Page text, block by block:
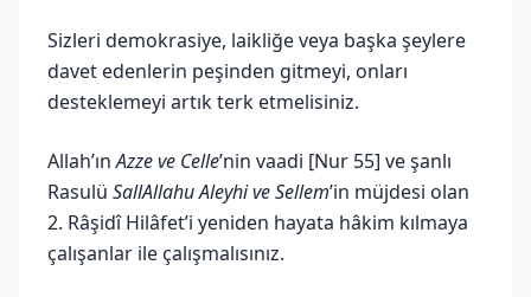
Sizleri demokrasiye, laikliğe veya başka şeylere
davet edenlerin peşinden gitmeyi, onları
desteklemeyi artık terk etmelisiniz.
Allah’ınAzze ve Celle’nin vaadi [Nur 55] ve şanlı
Rasulü SallAllahu Aleyhi ve Sellem’in müjdesi olan
2. Râşidî Hilâfet’i yeniden hayata hâkim kılmaya
çalışanlar ile çalışmalısınız.